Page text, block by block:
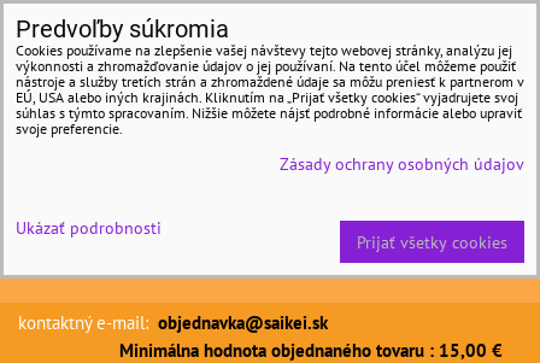
kontaktný e-mail: objednavka@saikei.sk
Minimálna hodnota objednaného tovaru : 15,00 €
Predvoľby súkromia
Cookies používame na zlepšenie vašej návštevy tejto webovej stránky, analýzu jej
výkonnosti a zhromažďovanie údajov o jej používaní. Na tento účel môžeme použiť
nástroje a služby tretích strán a zhromaždené údaje sa môžu preniesť k partnerom v
EÚ, USA alebo iných krajinách. Kliknutím na „Prijať všetky cookies“ vyjadrujete svoj
súhlas s týmto spracovaním. Nižšie môžete nájsť podrobné informácie alebo upraviť
svoje preferencie.
Zásady ochrany osobných údajov
Ukázať podrobnosti
Prijať všetky cookies